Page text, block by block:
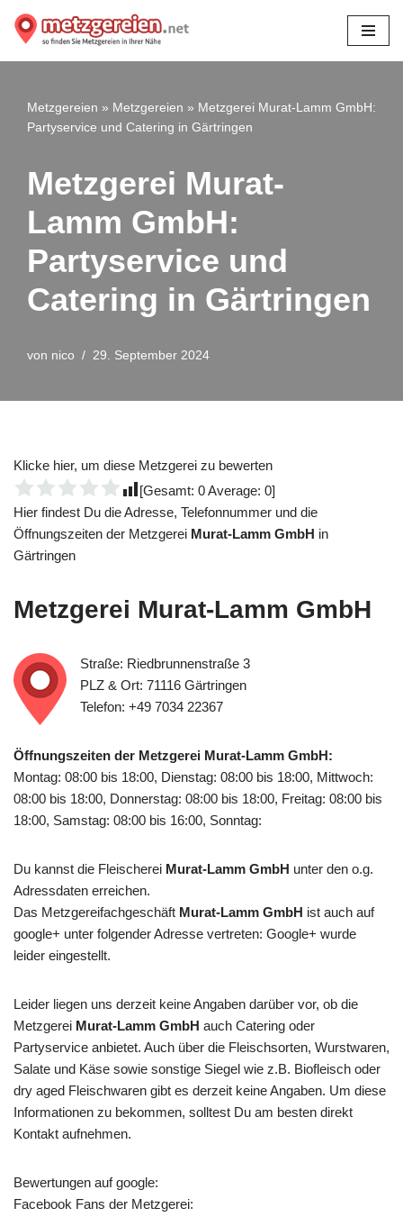
Zum
Metzgereien » Metzgereien » Metzgerei Murat-Lamm GmbH:
Partyservice und Catering in Gärtringen
Metzgerei Murat-
Lamm GmbH:
Partyservice und
Catering in Gärtringen
von nico 29. September 2024
Klicke hier, um diese Metzgerei zu bewerten
[Gesamt: 0Average: 0]
Hier findest Du die Adresse, Telefonnummer und die
Öffnungszeiten der Metzgerei Murat-Lamm GmbH in
Gärtringen
Metzgerei Murat-Lamm GmbH
Straße: Riedbrunnenstraße 3
PLZ & Ort: 71116 Gärtringen
Telefon: +49 7034 22367
Öffnungszeiten der Metzgerei Murat-Lamm GmbH:
Montag: 08:00 bis 18:00, Dienstag: 08:00 bis 18:00, Mittwoch:
08:00 bis 18:00, Donnerstag: 08:00 bis 18:00, Freitag: 08:00 bis
18:00, Samstag: 08:00 bis 16:00, Sonntag:
Du kannst die Fleischerei Murat-Lamm GmbH unter den o.g.
Adressdaten erreichen.
Das Metzgereifachgeschäft Murat-Lamm GmbH ist auch auf
google+ unter folgender Adresse vertreten: Google+ wurde
leider eingestellt.
Leider liegen uns derzeit keine Angaben darüber vor, ob die
Metzgerei Murat-Lamm GmbH auch Catering oder
Partyservice anbietet. Auch über die Fleischsorten, Wurstwaren,
Salate und Käse sowie sonstige Siegel wie z.B. Biofleisch oder
dry aged Fleischwaren gibt es derzeit keine Angaben. Um diese
Informationen zu bekommen, solltest Du am besten direkt
Kontakt aufnehmen.
Bewertungen auf google:
Facebook Fans der Metzgerei: